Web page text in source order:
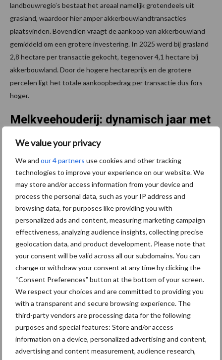
We value your privacy
We and our 4 partners use cookies and other tracking
technologies to improve your experience on our website. We
may store and/or access information from your device and
process the personal data, such as your IP address and
browsing data, for purposes like providing you with
personalized ads and content, measuring marketing campaign
effectiveness, analyzing audience insights, collecting precise
geolocation data, and product development. Please note that
your consent will be valid across all our subdomains. You can
change or withdraw your consent at any time by clicking the
“Consent Preferences” button at the bottom of your screen.
We respect your choices and are committed to providing you
with a transparent and secure browsing experience. The
third-party vendors are processing data for the following
purposes and special features: Store and/or access
information on a device, personalized advertising and content,
advertising and content measurement, audience research,
landbouwregio’s bestaat het areaal namelijk grotendeels uit
grasland, waardoor hier amper akkerbouwlandtransacties
plaatsvinden. Bovendien vraagt de aankoop van akkerbouwland
gemiddeld om een grotere investering. In 2025 werd bij grasland
2,8 hectare per transactie gekocht, tegenover 4,1 hectare bij
akkerbouwland. Door de hogere hectareprijs en de grotere
percelen ligt het totale aankoopbedrag per transactie dus fors
hoger.
Melkveehouderij: dynamisch jaar met
onzeker vooruitzicht
Voor melkveehouders verliep 2025 wisselend. Het jaar begon
met hoge melkprijzen en goede marges, maar in het tweede
Tegelijkertijd namen de mestafzetkosten fors toe door
mestoverschotten en afbouw van de derogatie. Deze dynamiek is
zichtbaar in de transactiecijfers. In 2025 werden 53
melkveehouderijen verkocht, tegenover 70 in 2024. Het aantal
bedrijven dat eind 2025 te koop stond daalde naar 29. Toch
steeg de gemiddelde verkoopprijs van 4,0 naar 4,4 miljoen euro,
mede door de stijgende grondprijzen en de grote vraag naar
bedrijven met een geldige Natuurbeschermingswet-vergunning.
Deze NB-vergunning is de natuurvergunning die bepaalt of en
hoeveel stikstof een melkveehouderij mag uitstoten richting
Natura-2000-gebieden. Voor 2026 wacht de sector een moeilijk